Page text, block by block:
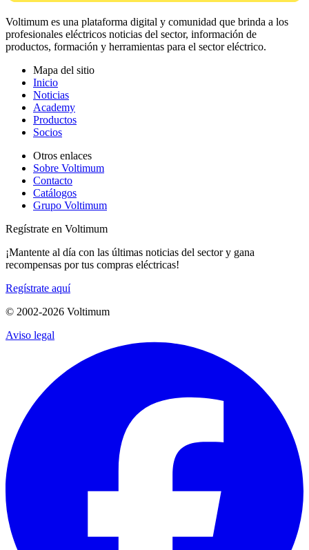
Voltimum es una plataforma digital y comunidad que brinda a los
profesionales eléctricos noticias del sector, información de
productos, formación y herramientas para el sector eléctrico.
Mapa del sitio
Inicio
Noticias
Academy
Productos
Socios
Otros enlaces
Sobre Voltimum
Contacto
Catálogos
Grupo Voltimum
Regístrate en Voltimum
¡Mantente al día con las últimas noticias del sector y gana
recompensas por tus compras eléctricas!
Regístrate aquí
© 2002-2026 Voltimum
Aviso legal